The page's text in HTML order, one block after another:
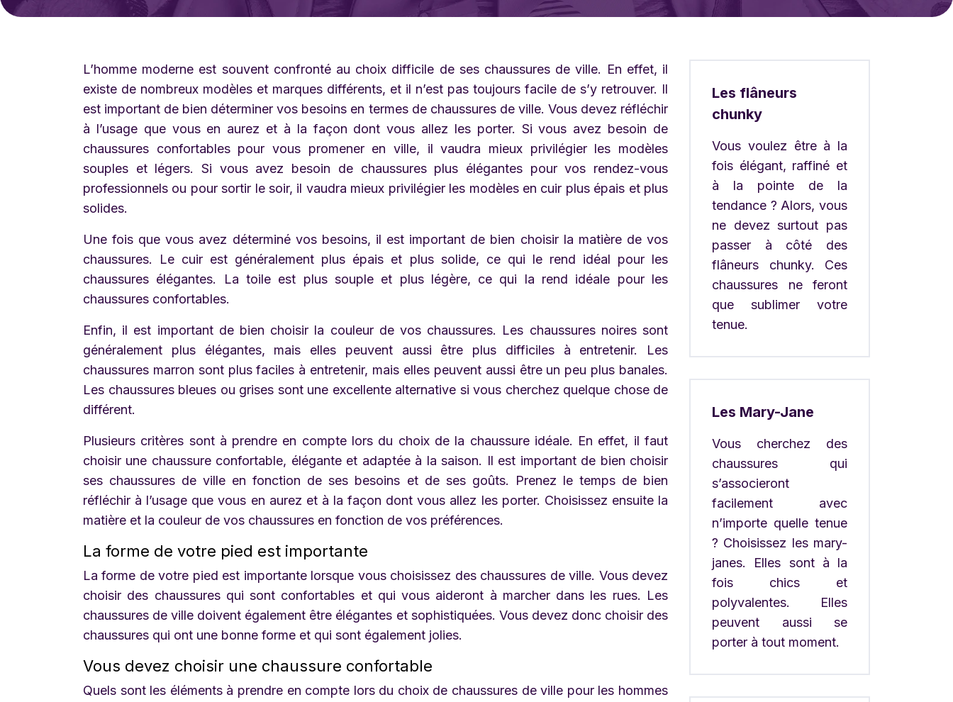
L’homme moderne est souvent confronté au choix difficile de ses chaussures de ville. En effet, il
existe de nombreux modèles et marques différents, et il n’est pas toujours facile de s’y retrouver. Il
est important de bien déterminer vos besoins en termes de chaussures de ville. Vous devez réfléchir
à l’usage que vous en aurez et à la façon dont vous allez les porter. Si vous avez besoin de
chaussures confortables pour vous promener en ville, il vaudra mieux privilégier les modèles
souples et légers. Si vous avez besoin de chaussures plus élégantes pour vos rendez-vous
professionnels ou pour sortir le soir, il vaudra mieux privilégier les modèles en cuir plus épais et plus
solides.
Une fois que vous avez déterminé vos besoins, il est important de bien choisir la matière de vos
chaussures. Le cuir est généralement plus épais et plus solide, ce qui le rend idéal pour les
chaussures élégantes. La toile est plus souple et plus légère, ce qui la rend idéale pour les
chaussures confortables.
Enfin, il est important de bien choisir la couleur de vos chaussures. Les chaussures noires sont
généralement plus élégantes, mais elles peuvent aussi être plus difficiles à entretenir. Les
chaussures marron sont plus faciles à entretenir, mais elles peuvent aussi être un peu plus banales.
Les chaussures bleues ou grises sont une excellente alternative si vous cherchez quelque chose de
différent.
Plusieurs critères sont à prendre en compte lors du choix de la chaussure idéale. En effet, il faut
choisir une chaussure confortable, élégante et adaptée à la saison. Il est important de bien choisir
ses chaussures de ville en fonction de ses besoins et de ses goûts. Prenez le temps de bien
réfléchir à l’usage que vous en aurez et à la façon dont vous allez les porter. Choisissez ensuite la
matière et la couleur de vos chaussures en fonction de vos préférences.
La forme de votre pied est importante
La forme de votre pied est importante lorsque vous choisissez des chaussures de ville. Vous devez
choisir des chaussures qui sont confortables et qui vous aideront à marcher dans les rues. Les
chaussures de ville doivent également être élégantes et sophistiquées. Vous devez donc choisir des
chaussures qui ont une bonne forme et qui sont également jolies.
Vous devez choisir une chaussure confortable
Quels sont les éléments à prendre en compte lors du choix de chaussures de ville pour les hommes
Les flâneurs
chunky
Vous voulez être à la
fois élégant, raffiné et
à la pointe de la
tendance ? Alors, vous
ne devez surtout pas
passer à côté des
flâneurs chunky. Ces
chaussures ne feront
que sublimer votre
tenue.
Les Mary-Jane
Vous cherchez des
chaussures qui
s’associeront
facilement avec
n’importe quelle tenue
? Choisissez les mary-
janes. Elles sont à la
fois chics et
polyvalentes. Elles
peuvent aussi se
porter à tout moment.